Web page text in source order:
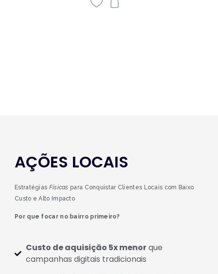
AÇÕES LOCAIS
Estratégias Físicas para Conquistar Clientes Locais com Baixo
Custo e Alto Impacto
Por que focar no bairro primeiro?
Custo de aquisição 5x menorque
campanhas digitais tradicionais